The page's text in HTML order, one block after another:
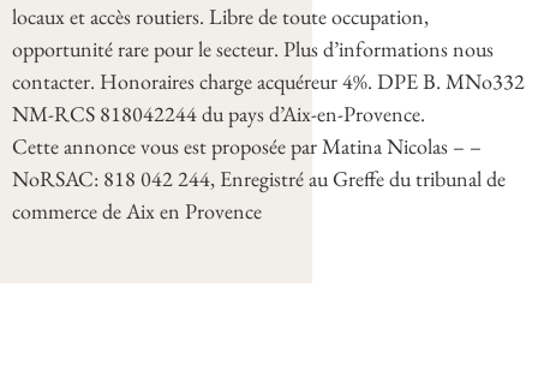
locaux et accès routiers. Libre de toute occupation,
opportunité rare pour le secteur. Plus d’informations nous
contacter. Honoraires charge acquéreur 4%. DPE B. MNo332
NM-RCS 818042244 du pays d’Aix-en-Provence.
Cette annonce vous est proposée par Matina Nicolas – –
NoRSAC: 818 042 244, Enregistré au Greffe du tribunal de
commerce de Aix en Provence